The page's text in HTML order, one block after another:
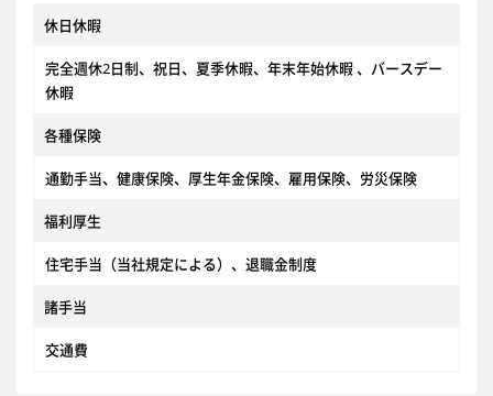
休日休暇
完全週休2日制、祝日、夏季休暇、年末年始休暇 、バースデー
休暇
各種保険
通勤手当、健康保険、厚生年金保険、雇用保険、労災保険
福利厚生
住宅手当（当社規定による）、退職金制度
諸手当
交通費